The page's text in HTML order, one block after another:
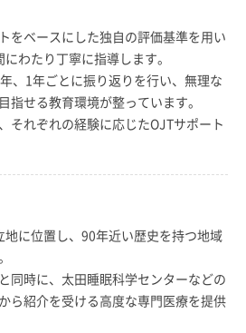
をベースにした独自の評価基準を用い
わたり丁寧に指導します。
、1年ごとに振り返りを行い、無理な
指せる教育環境が整っています。
それぞれの経験に応じたOJTサポート
に位置し、90年近い歴史を持つ地域
同時に、太田睡眠科学センターなどの
ら紹介を受ける高度な専門医療を提供